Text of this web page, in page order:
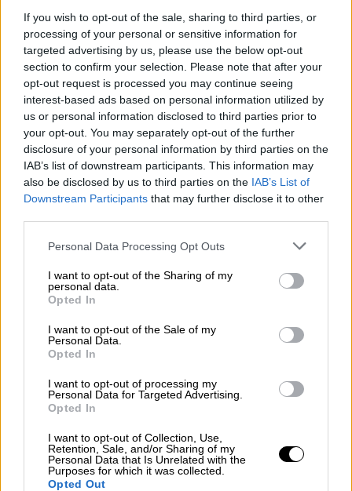
If you wish to opt-out of the sale, sharing to third parties, or
processing of your personal or sensitive information for
targeted advertising by us, please use the below opt-out
section to confirm your selection. Please note that after your
opt-out request is processed you may continue seeing
interest-based ads based on personal information utilized by
us or personal information disclosed to third parties prior to
your opt-out. You may separately opt-out of the further
disclosure of your personal information by third parties on the
IAB’s list of downstream participants. This information may
also be disclosed by us to third parties on the IAB’s List of
Downstream Participants that may further disclose it to other
Please note that this website/app uses one or more Google
not limited to your visit or usage behaviour. You may click to
grant or deny consent to Google and its third-party tags to
use your data for below specified purposes in below Google
consent section.
Personal Data Processing Opt Outs
I want to opt-out of the Sharing of my
personal data.
Opted In
I want to opt-out of the Sale of my
Personal Data.
Opted In
I want to opt-out of processing my
Personal Data for Targeted Advertising.
Opted In
I want to opt-out of Collection, Use,
Retention, Sale, and/or Sharing of my
Personal Data that Is Unrelated with the
Purposes for which it was collected.
Opted Out
όταν οι δρόμοι της ματώνουν και πάλι, Ο
Τσώρτσιλ διέτασσε: αιματοχυσία. Κι ο
Μάνος Χατζηδάκις, 40 χρόνια μετά έκανε
τον απολογισμό του…
Κόσμος|03.12.2020 22:41
Ρωσικό «ράπισμα» στην Τουρκία μέσω
Κριμαίας - Το μήνυμα στον Ερντογάν
Kομβικό πρόσωπο απαντά με δηλώσεις του
στον Μεβλούτ Τσαβούσογλου ότι η Τουρκία
θέλει την Κριμαία στην παρακμάζουσα και
διαλυμένη Ουκρανία με την προοπτική να
αποκτήσει κάποια εδάφη στο μέλλον.